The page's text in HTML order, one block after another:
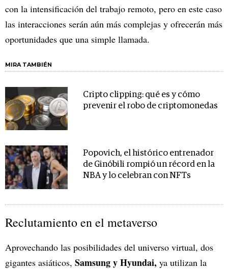
con la intensificación del trabajo remoto, pero en este caso
las interacciones serán aún más complejas y ofrecerán más
oportunidades que una simple llamada.
MIRA TAMBIÉN
Cripto clipping: qué es y cómo
prevenir el robo de criptomonedas
Popovich, el histórico entrenador
de Ginóbili rompió un récord en la
NBA y lo celebran con NFTs
Reclutamiento en el metaverso
Aprovechando las posibilidades del universo virtual, dos
gigantes asiáticos, Samsung y Hyundai, ya utilizan la